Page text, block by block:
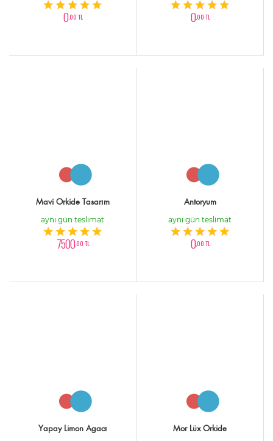
0,00 TL 0,00 TL
Mavi Orkide Tasarım
aynı gün teslimat
7500,00 TL
Antoryum
aynı gün teslimat
0,00 TL
Yapay Limon Agacı Mor Lüx Orkide